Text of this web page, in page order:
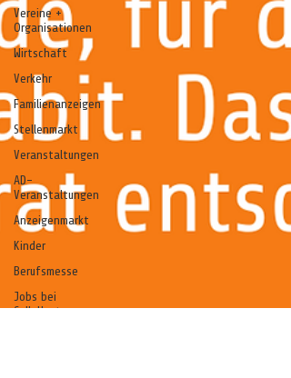
Vereine +
Organisationen
Wirtschaft
Verkehr
Familienanzeigen
Stellenmarkt
Veranstaltungen
AD-
Veranstaltungen
Anzeigenmarkt
Kinder
Berufsmesse
Jobs bei
CelleHeute